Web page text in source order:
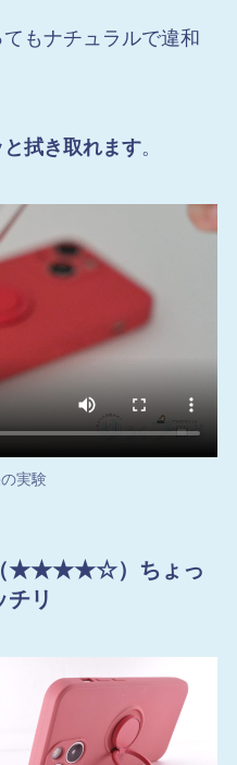
もナチュラルで違和
拭き取れます。
実験
（★★★★☆）ちょっ
チリ